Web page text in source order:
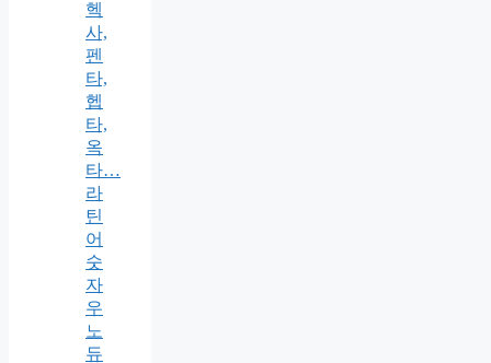
헥
사,
펜
타,
헵
타,
옥
타…
라
틴
어
숫
자
우
노
듀